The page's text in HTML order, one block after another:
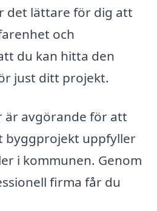
det lättare för dig att
och
du kan hitta den
just ditt projekt.
är avgörande för att
byggprojekt uppfyller
i kommunen. Genom
firma får du